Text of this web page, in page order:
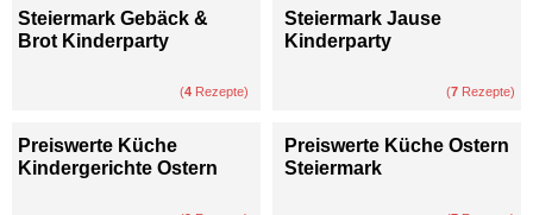
Steiermark Gebäck &
Brot Kinderparty
(4 Rezepte)
Steiermark Jause
Kinderparty
(7 Rezepte)
Preiswerte Küche
Kindergerichte Ostern
Preiswerte Küche Ostern
Steiermark